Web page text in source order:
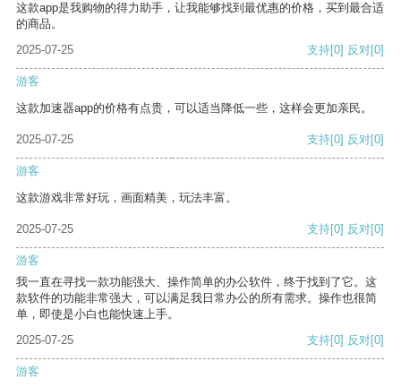
这款app是我购物的得力助手，让我能够找到最优惠的价格，买到最合适
的商品。
2025-07-25
支持[0] 反对[0]
游客
这款加速器app的价格有点贵，可以适当降低一些，这样会更加亲民。
2025-07-25 支持[0] 反对[0]
游客
这款游戏非常好玩，画面精美，玩法丰富。
2025-07-25 支持[0] 反对[0]
游客
我一直在寻找一款功能强大、操作简单的办公软件，终于找到了它。这
款软件的功能非常强大，可以满足我日常办公的所有需求。操作也很简
单，即使是小白也能快速上手。
2025-07-25
支持[0] 反对[0]
游客